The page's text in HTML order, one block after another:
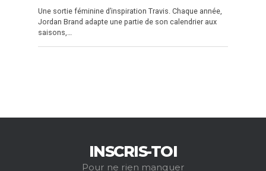
Une sortie féminine d’inspiration Travis. Chaque année,
Jordan Brand adapte une partie de son calendrier aux
saisons,…
INSCRIS-TOI
Pour ne rien manquer